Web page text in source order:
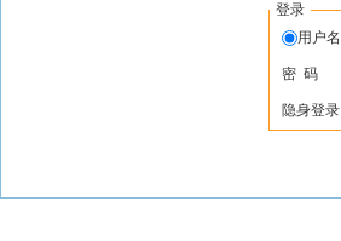
登录
用户名
密 码
隐身登录